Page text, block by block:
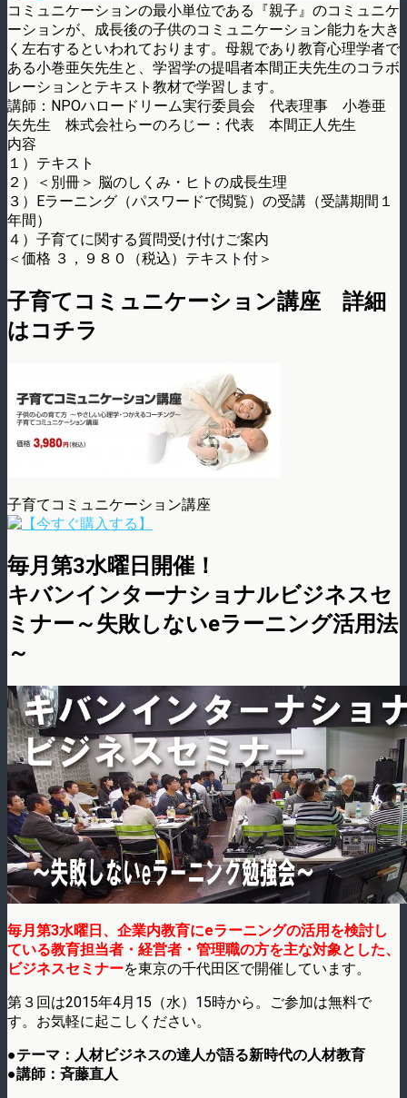
コミュニケーションの最小単位である『親子』のコミュニケ
ーションが、成長後の子供のコミュニケーション能力を大き
く左右するといわれております。母親であり教育心理学者で
ある小巻亜矢先生と、学習学の提唱者本間正夫先生のコラボ
レーションとテキスト教材で学習します。
講師：NPOハロードリーム実行委員会 代表理事 小巻亜
矢先生 株式会社らーのろじー：代表 本間正人先生
内容
１）テキスト
２）＜別冊＞ 脳のしくみ・ヒトの成長生理
３）Eラーニング（パスワードで閲覧）の受講（受講期間１
年間）
４）子育てに関する質問受け付けご案内
＜価格 ３，９８０（税込）テキスト付＞
子育てコミュニケーション講座 詳細
はコチラ
子育てコミュニケーション講座
毎月第3水曜日開催！
キバンインターナショナルビジネスセ
ミナー～失敗しないeラーニング活用法
～
毎月第3水曜日、企業内教育にeラーニングの活用を検討し
ている教育担当者・経営者・管理職の方を主な対象とした、
ビジネスセミナーを東京の千代田区で開催しています。
第３回は2015年4月15（水）15時から。ご参加は無料で
す。お気軽に起こしください。
●テーマ：人材ビジネスの達人が語る新時代の人材教育
●講師：斉藤直人